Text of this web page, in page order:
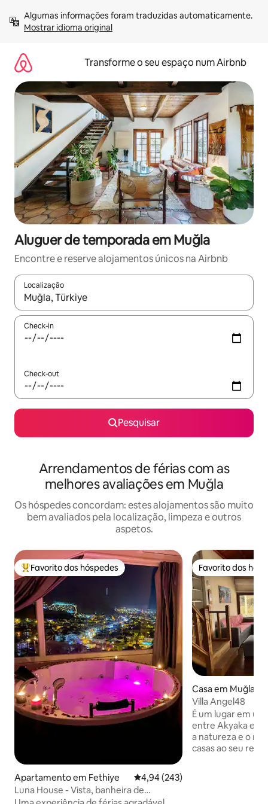
para
Mostrar idioma original
Transforme o seu espaço num Airbnb
Aluguer de temporada em Muğla
Encontre e reserve alojamentos únicos na Airbnb
Localização
Quando os resultados estiverem disponíveis, navegue com
Check-in
Check-out
Pesquisar
Arrendamentos de férias com as
melhores avaliações em Muğla
Os hóspedes concordam: estes alojamentos são muito
bem avaliados pela localização, limpeza e outros
aspetos.
Favoritos dos hóspedes mais apreciados
Favorito dos hóspedes
Apartamento em Fethiye Classificação média de 4,94 em
4,94 (243)
Luna House - Vista, banheira de
hidromassagem, 4 quartos
Favorito dos
Favorito dos
Casa em Muğla
Villa Angel48
É um lugar em
entre Akyaka e
a natureza e o
casas ao seu